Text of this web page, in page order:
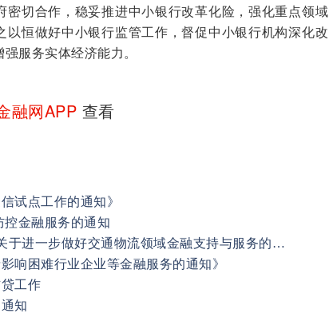
切合作，稳妥推进中小银行改革化险，强化重点领域
以恒做好中小银行监管工作，督促中小银行机构深化改
服务实体经济能力。
融网APP 查看
试点工作的通知》
金融服务的通知
人民银行 交通运输部 银保监会印发《关于进一步做好交通物流领域金融支持与服务的通知》
响困难行业企业等金融服务的通知》
工作
知